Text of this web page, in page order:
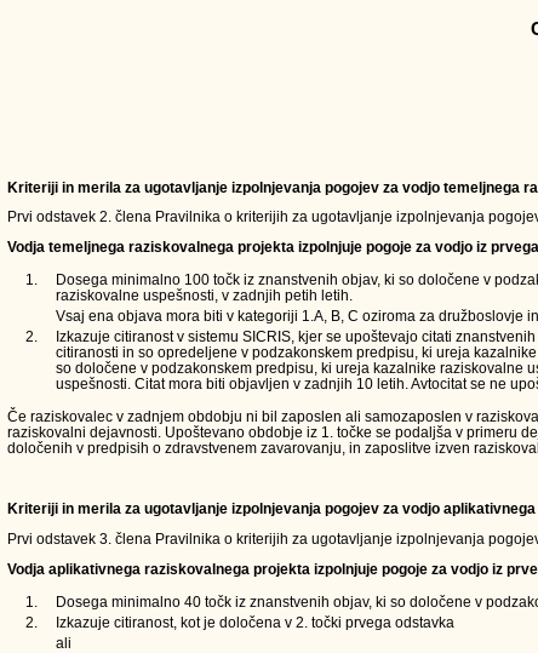
Kriteriji in merila za ugotavljanje izpolnjevanja pogojev za vodjo temeljnega
Prvi odstavek 2. člena Pravilnika o kriterijih za ugotavljanje izpolnjevanja
Vodja temeljnega raziskovalnega projekta izpolnjuje pogoje za vodjo iz
1.
Dosega minimalno 100 točk iz znanstvenih objav, ki so določene v
raziskovalne uspešnosti, v zadnjih petih letih.
Vsaj ena objava mora biti v kategoriji 1.A, B, C oziroma za družboslovje
2.
Izkazuje citiranost v sistemu SICRIS, kjer se upoštevajo citati
citiranosti in so opredeljene v podzakonskem predpisu, ki ureja
so določene v podzakonskem predpisu, ki ureja kazalnike raziskovalne
uspešnosti. Citat mora biti objavljen v zadnjih 10 letih. Avtocitat se ne
Če raziskovalec v zadnjem obdobju ni bil zaposlen ali samozaposlen v
raziskovalni dejavnosti. Upoštevano obdobje iz 1. točke se podaljša v primeru
določenih v predpisih o zdravstvenem zavarovanju, in zaposlitve izven
Kriteriji in merila za ugotavljanje izpolnjevanja pogojev za vodjo
Prvi odstavek 3. člena Pravilnika o kriterijih za ugotavljanje izpolnjevanja
Vodja aplikativnega raziskovalnega projekta izpolnjuje pogoje za vodjo iz
1.
Dosega minimalno 40 točk iz znanstvenih objav, ki so določene v
2.
Izkazuje citiranost, kot je določena v 2. točki prvega odstavka
ali